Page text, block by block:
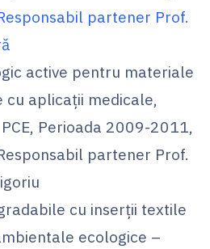
partener Prof.
active pentru materiale
aplicaţii medicale,
Perioada 2009-2011,
partener Prof.
cu inserţii textile
ecologice –